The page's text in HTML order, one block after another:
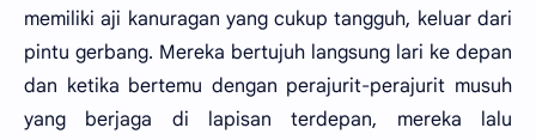
memiliki aji kanuragan yang cukup tangguh, keluar dari
pintu gerbang. Mereka bertujuh langsung lari ke depan
dan ketika bertemu dengan perajurit-perajurit musuh
yang berjaga di lapisan terdepan, mereka lalu